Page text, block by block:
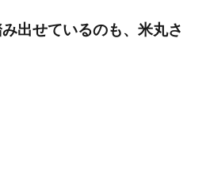
出せているのも、米丸さ